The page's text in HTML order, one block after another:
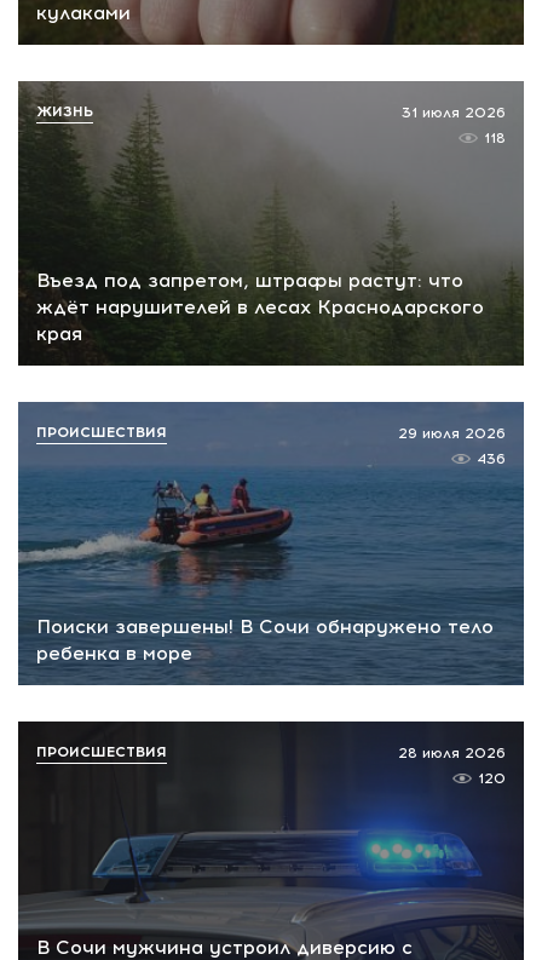
кулаками
Въезд под запретом, штрафы растут: что
ждёт нарушителей в лесах Краснодарского
края
31 июля 2026
118
ЖИЗНЬ
Поиски завершены! В Сочи обнаружено тело
ребенка в море
29 июля 2026
436
ПРОИСШЕСТВИЯ
В Сочи мужчина устроил диверсию с
28 июля 2026
120
ПРОИСШЕСТВИЯ